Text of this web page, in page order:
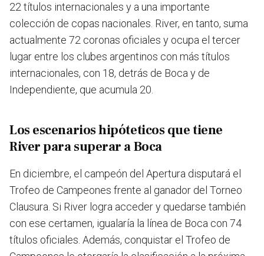
22 títulos internacionales y a una importante
colección de copas nacionales. River, en tanto, suma
actualmente 72 coronas oficiales y ocupa el tercer
lugar entre los clubes argentinos con más títulos
internacionales, con 18, detrás de Boca y de
Independiente, que acumula 20.
Los escenarios hipóteticos que tiene
River para superar a Boca
En diciembre, el campeón del Apertura disputará el
Trofeo de Campeones frente al ganador del Torneo
Clausura. Si River logra acceder y quedarse también
con ese certamen, igualaría la línea de Boca con 74
títulos oficiales. Además, conquistar el Trofeo de